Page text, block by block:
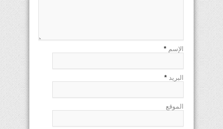
الإسم *
البريد *
الموقع